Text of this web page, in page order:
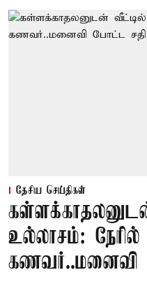
தேசிய செய்திகள்
உல்லாசம்: நேரில்
கணவர்..மனைவி